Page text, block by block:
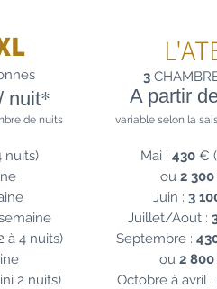
nuit*
de nuits
nuits)
à 4 nuits)
2 nuits)
A partir
variable selon la
Mai : 430 €
ou 2 300
Juin : 3
Juillet/Aout :
Septembre :
ou 2 800
Octobre à avril :
3